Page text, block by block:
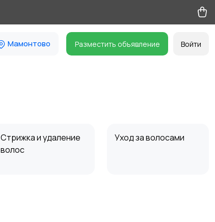
Мамонтово Разместить объявление Войти
Стрижка и удаление
волос
Уход за волосами